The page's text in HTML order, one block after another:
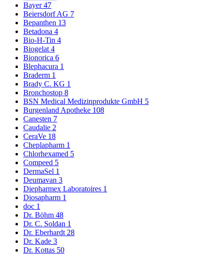
Bayer47
Beiersdorf AG 7
Bepanthen 13
Betadona 4
Bio-H-Tin 4
Biogelat 4
Bionorica 6
Blephacura 1
Braderm 1
Brady C. KG 1
Bronchostop 8
BSN Medical Medizinprodukte GmbH 5
Burgenland Apotheke 108
Canesten 7
Caudalie 2
CeraVe 18
Cheplapharm 1
Chlorhexamed 5
Compeed 5
DermaSel 1
Deumavan 3
Diepharmex Laboratoires 1
Diosapharm 1
doc 1
Dr. Böhm 48
Dr. C. Soldan 1
Dr. Eberhardt 28
Dr. Kade 3
Dr. Kottas 50